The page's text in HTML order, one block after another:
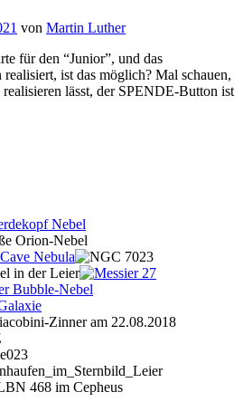
von Martin Luther
für den “Junior”, und das
ist das möglich? Mal schauen,
lässt, der SPENDE-Button ist